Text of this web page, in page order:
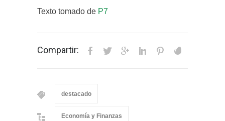
Texto tomado de P7
Compartir:
destacado
Economía y Finanzas